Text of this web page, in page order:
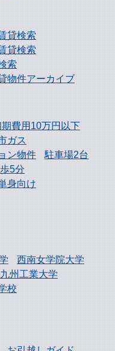
貸検索
貸検索
索
物件アーカイブ
期費用10万円以下
ガス
ン物件
駐車場2台
5分
身向け
西南女学院大学
九州工業大学
校